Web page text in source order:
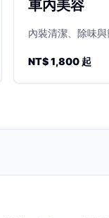
車內美容
內裝清潔、除味與
NT$ 1,800 起